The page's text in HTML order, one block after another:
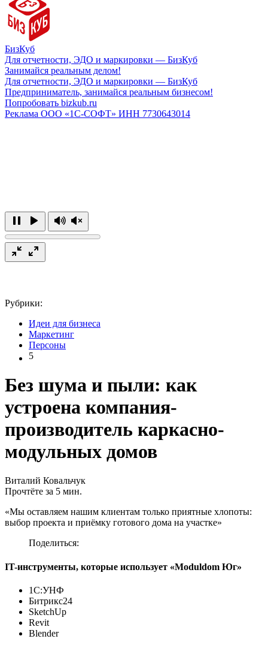
БизКуб
Для отчетности, ЭДО и маркировки — БизКуб
Занимайся реальным делом!
Для отчетности, ЭДО и маркировки — БизКуб
Предприниматель, занимайся реальным бизнесом!
Попробовать bizkub.ru
Реклама ООО «1С-СОФТ» ИНН 7730643014
Рубрики:
Идеи для бизнеса
Маркетинг
Персоны
5
Без шума и пыли: как
устроена компания-
производитель каркасно-
модульных домов
Виталий Ковальчук
Прочтёте за 5 мин.
«Мы оставляем нашим клиентам только приятные хлопоты:
выбор проекта и приёмку готового дома на участке»
Поделиться:
IT-инструменты, которые использует «Moduldom Юг»
1С:УНФ
Битрикс24
SketchUp
Revit
Blender